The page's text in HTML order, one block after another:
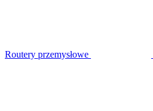
Routery przemysłowe